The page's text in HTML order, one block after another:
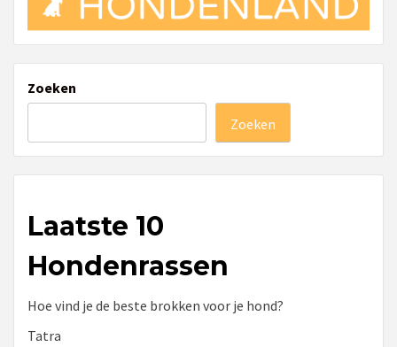
Zoeken
Zoeken
Laatste 10
Hondenrassen
Hoe vind je de beste brokken voor je hond?
Tatra